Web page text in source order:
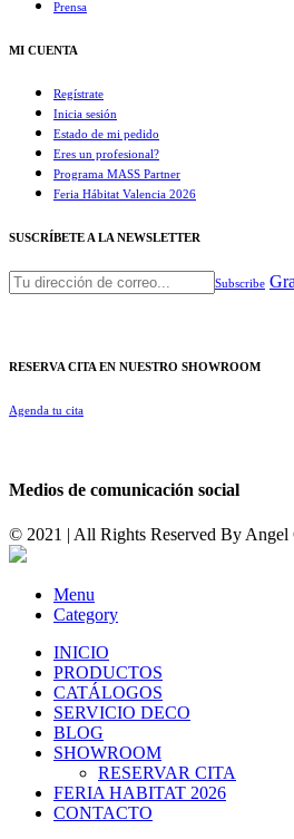
Prensa
MI CUENTA
Regístrate
Inicia sesión
Estado de mi pedido
Eres un profesional?
Programa MASS Partner
Feria Hábitat Valencia 2026​
SUSCRÍBETE A LA NEWSLETTER
Subscribe
RESERVA CITA EN NUESTRO SHOWROOM
Agenda tu cita
Medios de comunicación social
© 2021 | All Rights Reserved By Angel
Menu
Category
INICIO
PRODUCTOS
CATÁLOGOS
SERVICIO DECO
BLOG
SHOWROOM
RESERVAR CITA
FERIA HABITAT 2026
CONTACTO